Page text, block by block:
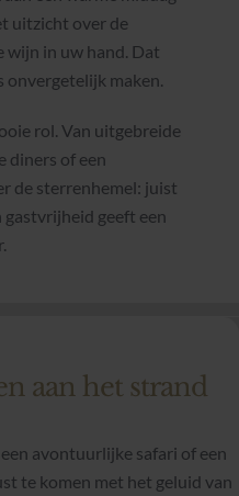
uitzicht over de
wijn in uw hand. Dat
onvergetelijk maken.
rol. Van uitgebreide
diners of een
de sterrenhemel: juist
geeft een
aan het strand
avontuurlijke safari of een
te komen met het geluid van